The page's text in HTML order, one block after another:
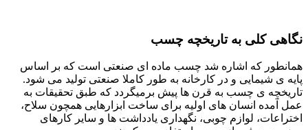
نگاهی کلی به تاریخچه چسب
همانطور که اشاره شد چسب ماده ای صنعتی است که بر اساس
پایه ی شیمایی و در کارخانه به طور کاملا صنعتی تولید می شود.
تاریخچه ی چسب به قرن ها پیش برمیگردد که طبق تحقیقات به
عمل آمده انسان های اولیه برای ساخت ابزارهایی همچون سلاح،
اختراعات، لوازم چوبی، نگهداری یادداشت ها و سایر کارهای